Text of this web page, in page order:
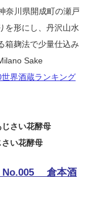
奈川県開成町の瀬戸
を形にし、丹沢山水
箱麹法で少量仕込み
Sake
世界酒蔵ランキング
さい花酵母
い花酵母
No.005 倉本酒